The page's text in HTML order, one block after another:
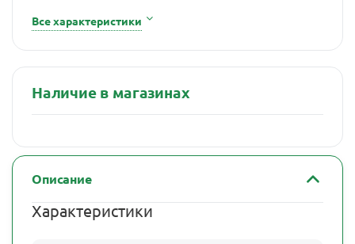
Все характеристики
Наличие в магазинах
Описание
Характеристики